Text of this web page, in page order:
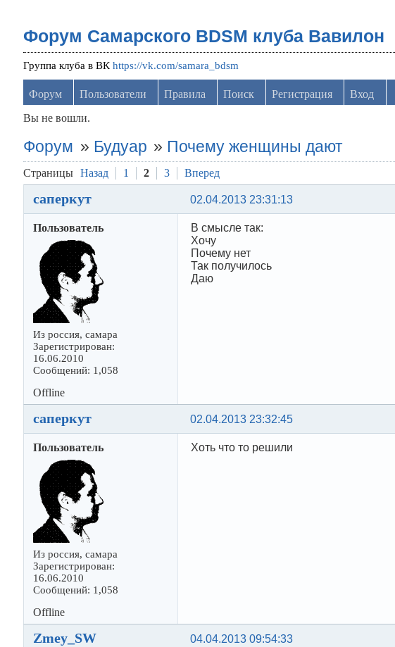
Форум Самарского BDSM клуба Вавилон
Группа клуба в ВКhttps://vk.com/samara_bdsm
Форум Пользователи Правила Поиск Регистрация
Вход
Вы не вошли.
Форум » Будуар » Почему женщины дают
Страницы Назад 1 2 3 Вперед
02.04.2013 23:31:13
саперкут
Пользователь
Из россия, самара
Зарегистрирован:
16.06.2010
Сообщений: 1,058
В смысле так:
Хочу
Почему нет
Так получилось
Даю
Offline
02.04.2013 23:32:45
саперкут
Пользователь
Из россия, самара
Зарегистрирован:
16.06.2010
Сообщений: 1,058
Хоть что то решили
Offline
04.04.2013 09:54:33
Zmey_SW